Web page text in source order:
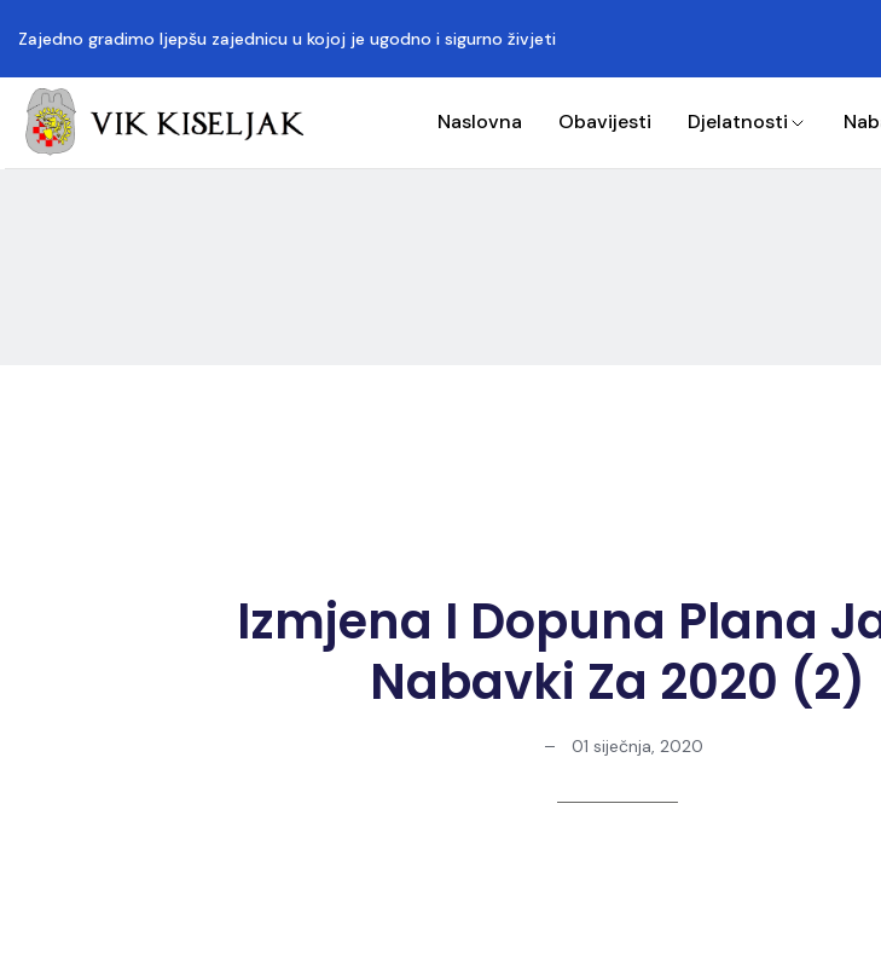
Zajedno gradimo ljepšu zajednicu u kojoj je ugodno i sigurno živjeti
Naslovna Obavijesti Djelatnosti
Izmjena I Dopuna Plana
Nabavki Za 2020 (2)
01 siječnja, 2020